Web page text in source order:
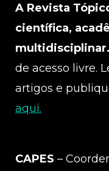
A Revista
científica,
multidisciplinar.
de acesso livre.
artigos e
aqui.
CAPES –